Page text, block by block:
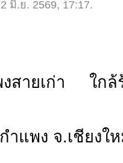
มิ.ย. 2569, 17:17.
สายเก่า ใกล้
แพง จ.เชียงใ